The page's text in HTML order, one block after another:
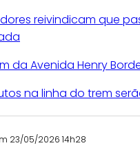
reivindicam que
da Avenida Henry
na linha do trem
23/05/2026 14h28